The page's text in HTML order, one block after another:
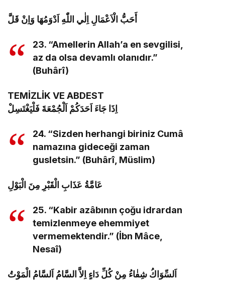
أَحَبُّ الْاَعْمَالِ اِلٰي اللّٰهِ اَدْوَمُهَا وَاِنْ قَلَّ
23. “Amellerin Allah’a en sevgilisi,
az da olsa devamlı olanıdır.”
(Buhârî)
TEMİZLİK VE ABDEST
اِذَا جَاءَ اَحَدَكُمْ اَلْجُمْعَةَ فَلْيَغْتَسِلْ
24. “Sizden herhangi biriniz Cumâ
namazına gideceği zaman
gusletsin.” (Buhârî, Müslim)
عَامَّةُ عَذَابِ الْقَبْرِ مِنَ الْبَوْلِ
25. “Kabir azâbının çoğu idrardan
temizlenmeye ehemmiyet
vermemektendir.” (İbn Mâce,
Nesaî)
اَلسِّوَاكُ شِفٰاءُ مِنْ كُلِّ دَاءٍ اِلاَّ السَّامُ اَلسَّامُ الْمَوْتُ